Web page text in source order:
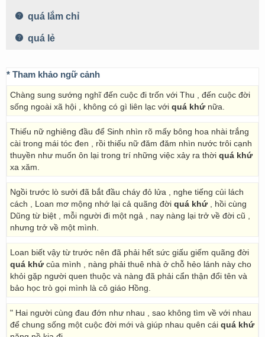
quá lắm chỉ
quá lẻ
* Tham khảo ngữ cảnh
Chàng sung sướng nghĩ đến cuộc đi trốn với Thu , đến cuộc đời
sống ngoài xã hội , không có gì liên lạc với quá khứnữa.
Thiếu nữ nghiêng đầu để Sinh nhìn rõ mấy bông hoa nhài trắng
cài trong mái tóc đen , rồi thiếu nữ đăm đăm nhìn nước trôi cạnh
thuyền như muốn ôn lại trong trí những việc xảy ra thời quá khứ
xa xăm.
Ngồi trước lò sưởi đã bắt đầu cháy đỏ lửa , nghe tiếng củi lách
cách , Loan mơ mộng nhớ lại cả quãng đời quá khứ, hồi cùng
Dũng từ biệt , mỗi người đi một ngả , nay nàng lại trở về đời cũ ,
nhưng trở về một mình.
Loan biết vậy từ trước nên đã phải hết sức giấu giếm quãng đời
quá khứcủa mình , nàng phải thuê nhà ở chỗ hẻo lánh này cho
khỏi gặp người quen thuộc và nàng đã phải cẩn thận đổi tên và
bảo học trò gọi mình là cô giáo Hồng.
" Hai người cùng đau đớn như nhau , sao không tìm về với nhau
để chung sống một cuộc đời mới và giúp nhau quên cái quá khứ